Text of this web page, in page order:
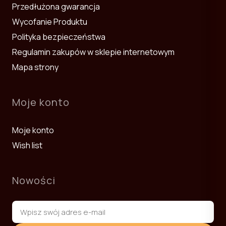
Przedłużona gwarancja
Wycofanie Produktu
Polityka bezpieczeństwa
Regulamin zakupów w sklepie internetowym
Mapa strony
Moje konto
Moje konto
Wish list
Nowości